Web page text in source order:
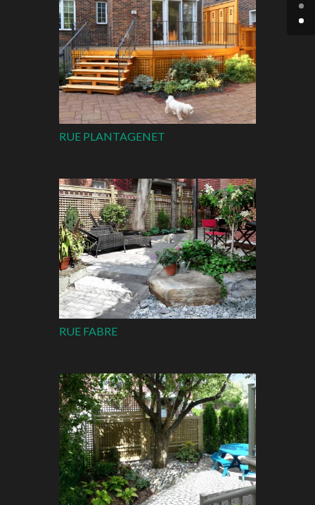
RUE PLANTAGENET
RUE FABRE